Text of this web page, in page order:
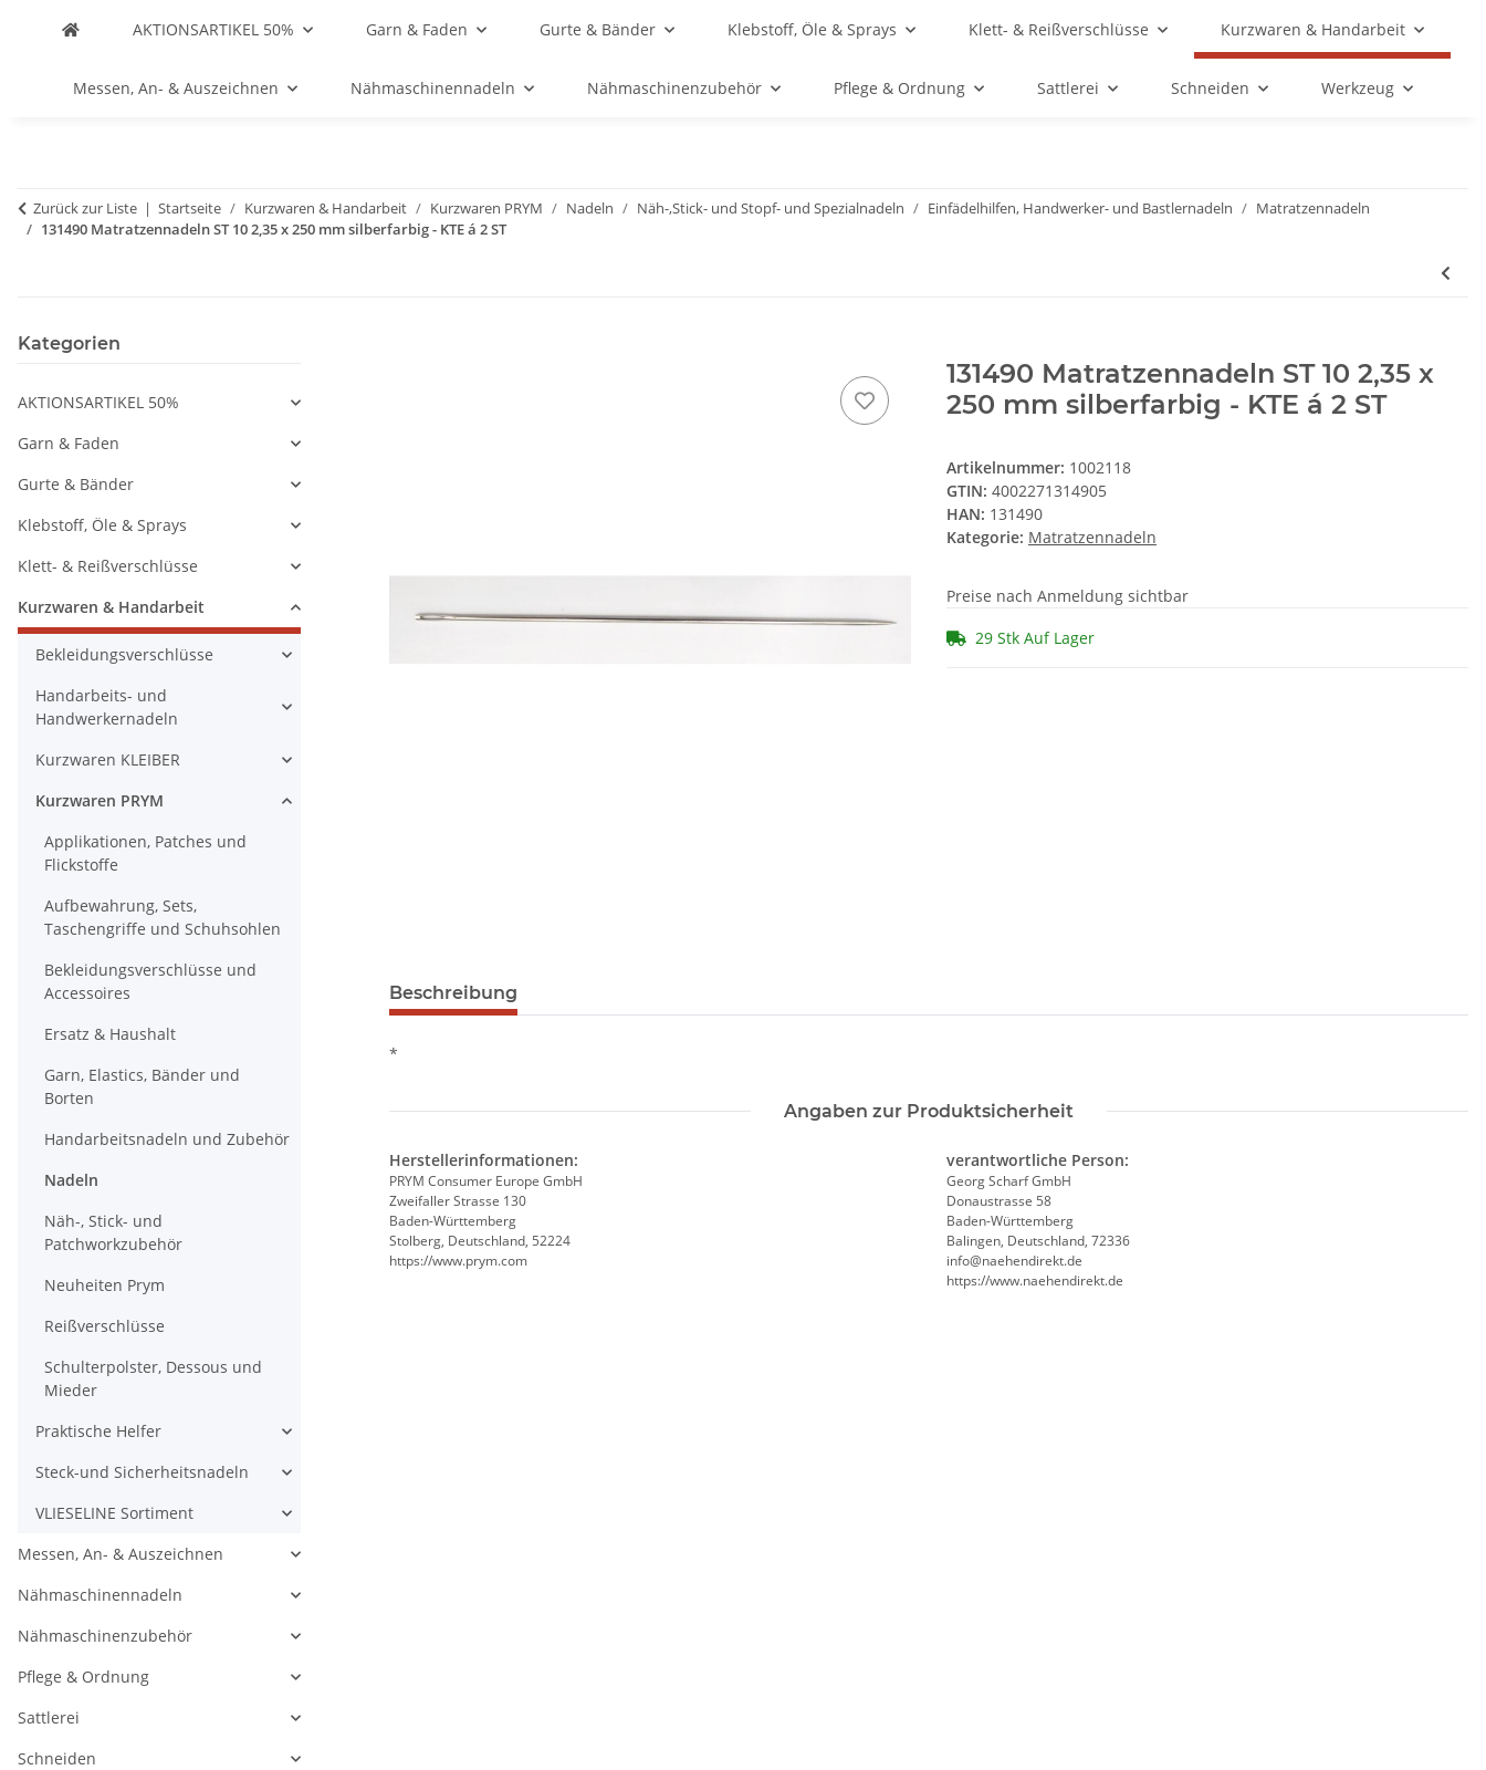
AKTIONSARTIKEL 50% Garn & Faden Gurte & Bänder Klebstoff, Öle & Sprays Klett- & Reißverschlüsse Kurzwaren & Handarbeit
Messen, An- & Auszeichnen Nähmaschinennadeln Nähmaschinenzubehör Pflege & Ordnung Sattlerei Schneiden Werkzeug
Zurück zur Liste Startseite Kurzwaren & Handarbeit Kurzwaren PRYM Nadeln Näh-,Stick- und Stopf- und Spezialnadeln Einfädelhilfen, Handwerker- und Bastlernadeln
Matratzennadeln
131490 Matratzennadeln ST 10 2,35 x 250 mm silberfarbig - KTE á 2 ST
131490 Matratzennadeln ST 10 2,35 x
250 mm silberfarbig - KTE á 2 ST
Artikelnummer: 1002118
GTIN: 4002271314905
HAN: 131490
Kategorie: Matratzennadeln
Preise nach Anmeldung sichtbar
29 Stk Auf Lager
Beschreibung
*
Angaben zur Produktsicherheit
Herstellerinformationen:
PRYM Consumer Europe GmbH
Zweifaller Strasse 130
Baden-Württemberg
Stolberg, Deutschland, 52224
https://www.prym.com
verantwortliche Person:
Georg Scharf GmbH
Donaustrasse 58
Baden-Württemberg
Balingen, Deutschland, 72336
info@naehendirekt.de
https://www.naehendirekt.de
Kategorien
AKTIONSARTIKEL 50%
Garn & Faden
Gurte & Bänder
Klebstoff, Öle & Sprays
Klett- & Reißverschlüsse
Kurzwaren & Handarbeit
Bekleidungsverschlüsse
Handarbeits- und
Handwerkernadeln
Kurzwaren KLEIBER
Kurzwaren PRYM
Applikationen, Patches und
Flickstoffe
Aufbewahrung, Sets,
Taschengriffe und Schuhsohlen
Bekleidungsverschlüsse und
Accessoires
Ersatz & Haushalt
Garn, Elastics, Bänder und
Borten
Handarbeitsnadeln und Zubehör
Nadeln
Näh-, Stick- und
Patchworkzubehör
Neuheiten Prym
Reißverschlüsse
Schulterpolster, Dessous und
Mieder
Praktische Helfer
Steck-und Sicherheitsnadeln
VLIESELINE Sortiment
Messen, An- & Auszeichnen
Nähmaschinennadeln
Nähmaschinenzubehör
Pflege & Ordnung
Sattlerei
Schneiden